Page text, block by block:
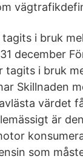
i bruk
december
tagits i bruk
Skillnaden
värdet
är
som